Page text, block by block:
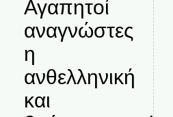
Αγαπητοί
αναγνώστες
η
ανθελληνική
και